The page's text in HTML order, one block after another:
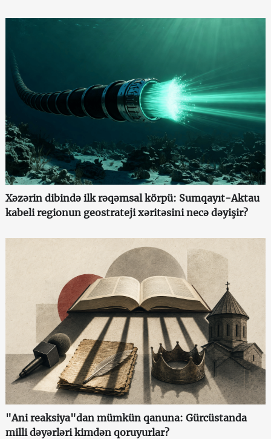
Xəzərin dibində ilk rəqəmsal körpü: Sumqayıt-Aktau
kabeli regionun geostrateji xəritəsini necə dəyişir?
"Ani reaksiya"dan mümkün qanuna: Gürcüstanda
milli dəyərləri kimdən qoruyurlar?